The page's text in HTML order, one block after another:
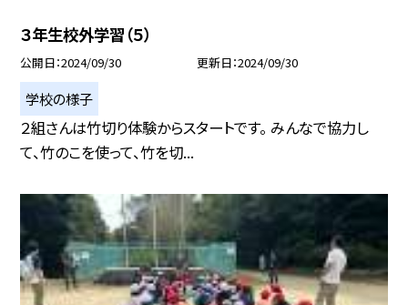
３年生校外学習（５）
公開日 2024/09/30 更新日 2024/09/30
学校の様子
２組さんは竹切り体験からスタートです。 みんなで協力し
て、竹のこを使って、竹を切...